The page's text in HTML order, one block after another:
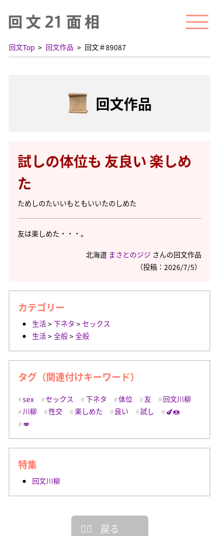
回文Top 回文作品 回文＃89087
回文作品
試しの体位も 友良い 楽しめ
た
ためしのたいいもともいいたのしめた
友は楽しめた・・・。
北海道 まさとのジジ さんの回文作品
（投稿：2026/7/5）
カテゴリー
生活>下ネタ >セックス
生活>全般>全般
タグ（関連付けキーワード）
sex セックス 下ネタ 体位 友
回文川柳
川柳
性交 楽しめた 良い 試し
🍆🍩
💋
特集
回文川柳
戻る